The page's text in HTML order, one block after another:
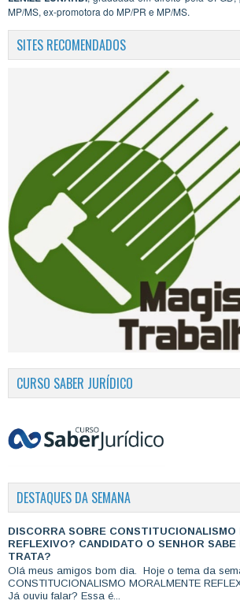
MP/MS, ex-promotora do MP/PR e MP/MS.
SITES RECOMENDADOS
CURSO SABER JURÍDICO
DESTAQUES DA SEMANA
DISCORRA SOBRE CONSTITUCIONALISMO
REFLEXIVO? CANDIDATO O SENHOR SABE
TRATA?
Olá meus amigos bom dia. Hoje o tema da
CONSTITUCIONALISMO MORALMENTE
Já ouviu falar? Essa é...